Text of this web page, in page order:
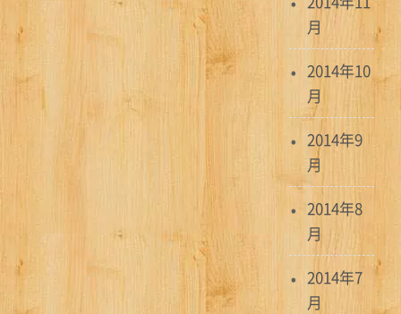
月
2014年10
月
2014年9
月
2014年8
月
2014年7
月